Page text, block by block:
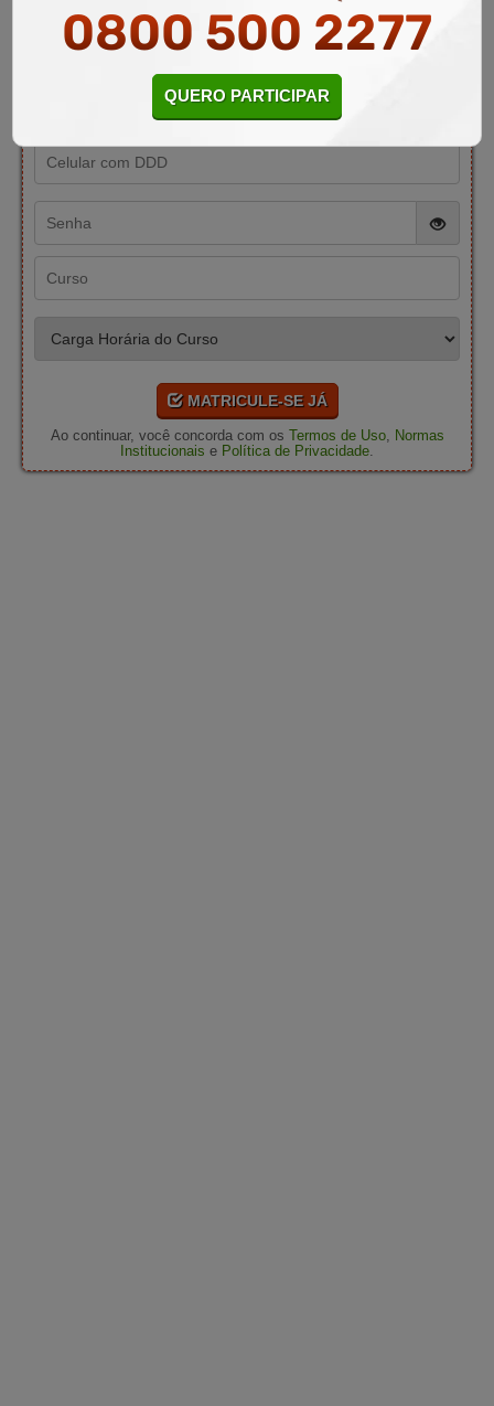
MATRICULE-SE JÁ
Ao continuar, você concorda com os Termos de Uso, Normas
Institucionais e Política de Privacidade
0800 500 2277
QUERO PARTICIPAR